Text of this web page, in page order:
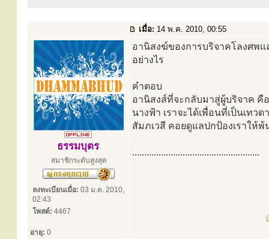
เมื่อ: 14 พ.ค. 2010, 00:55
ธรรมบุตร
สมาชิกระดับสูงสุด
ลงทะเบียนเมื่อ: 03 ม.ค. 2010,
02:43
โพสต์: 4467
อายุ: 0
อานิสงฆ์ของการบริจาคโลงศพ
อย่างไร
คำตอบ
อานิสงส์ที่จะกลับมาสู่ผู้บริจาค คื
นางฟ้า เราจะได้เพื่อนที่เป็นเท
สัมภเวสี คอยดูแลปกป้องเราให้
.....................................................